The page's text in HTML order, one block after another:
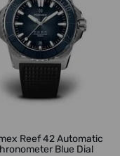
Reef 42 Automatic
Blue Dial